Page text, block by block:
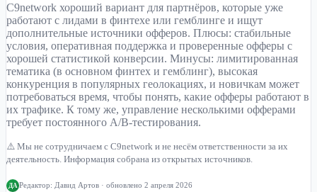
C9network хороший вариант для партнёров, которые уже
работают с лидами в финтехе или гемблинге и ищут
дополнительные источники офферов. Плюсы: стабильные
условия, оперативная поддержка и проверенные офферы с
хорошей статистикой конверсии. Минусы: лимитированная
тематика (в основном финтех и гемблинг), высокая
конкуренция в популярных геолокациях, и новичкам может
потребоваться время, чтобы понять, какие офферы работают в
их трафике. К тому же, управление несколькими офферами
требует постоянного A/B-тестирования.
⚠️ Мы не сотрудничаем с C9network и не несём ответственности за их
деятельность. Информация собрана из открытых источников.
ДА Редактор: Давид Артов · обновлено 2 апреля 2026